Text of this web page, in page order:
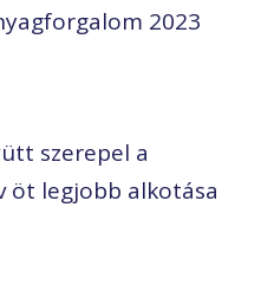
2023
szerepel a
öt legjobb alkotása